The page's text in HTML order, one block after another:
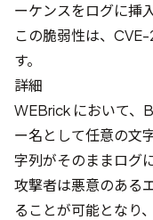
ーケンスをログに挿
この脆弱性は、
す。
詳細
WEBrick において、
ー名として任意の文
字列がそのままログ
攻撃者は悪意のある
ることが可能となり